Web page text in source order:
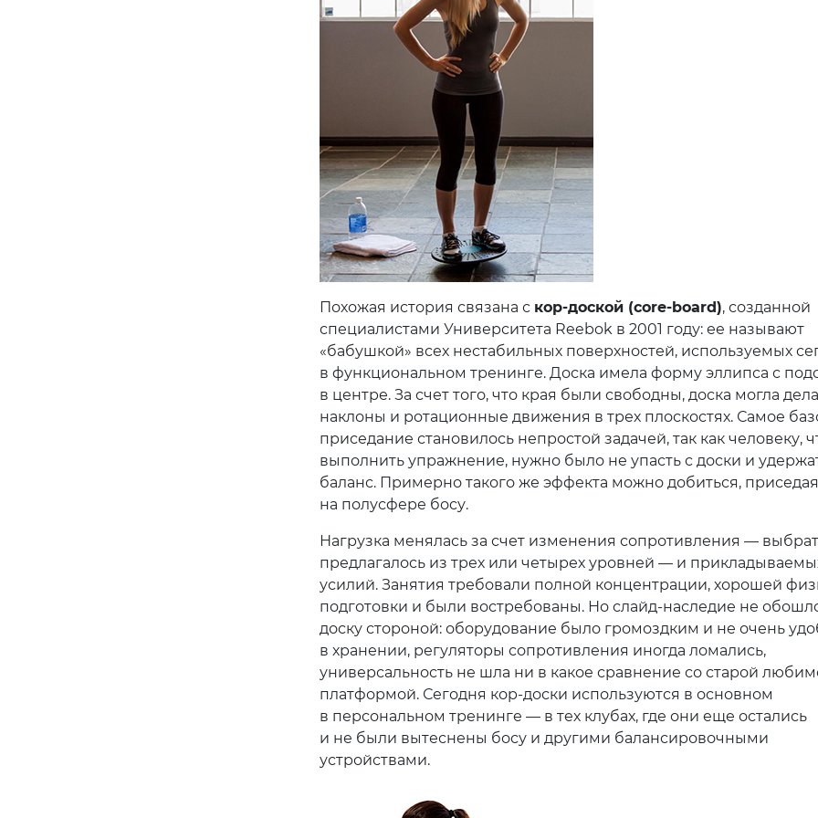
Похожая история связана с кор-доской (core-board), созданной
специалистами Университета Reebok в 2001 году: ее называют
«бабушкой» всех нестабильных поверхностей, используемых
в функциональном тренинге. Доска имела форму эллипса с
в центре. За счет того, что края были свободны, доска могла
наклоны и ротационные движения в трех плоскостях. Самое
приседание становилось непростой задачей, так как человеку,
выполнить упражнение, нужно было не упасть с доски и
баланс. Примерно такого же эффекта можно добиться, приседая
на полусфере босу.
Нагрузка менялась за счет изменения сопротивления —
предлагалось из трех или четырех уровней — и
усилий. Занятия требовали полной концентрации, хорошей
подготовки и были востребованы. Но слайд-наследие не
доску стороной: оборудование было громоздким и не очень
в хранении, регуляторы сопротивления иногда ломались,
универсальность не шла ни в какое сравнение со старой
платформой. Сегодня кор-доски используются в основном
в персональном тренинге — в тех клубах, где они еще остались
и не были вытеснены босу и другими балансировочными
устройствами.